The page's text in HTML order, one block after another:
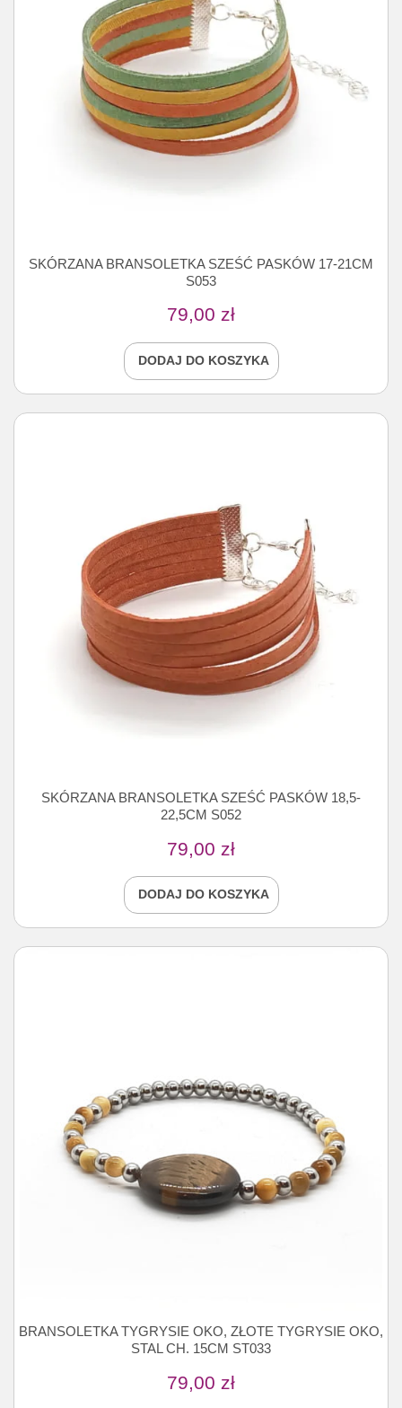
SKÓRZANA BRANSOLETKA SZEŚĆ PASKÓW 17-21CM
S053
79,00 zł
DODAJ DO KOSZYKA
SKÓRZANA BRANSOLETKA SZEŚĆ PASKÓW 18,5-
22,5CM S052
79,00 zł
DODAJ DO KOSZYKA
BRANSOLETKA TYGRYSIE OKO, ZŁOTE TYGRYSIE OKO,
STAL CH. 15CM ST033
79,00 zł